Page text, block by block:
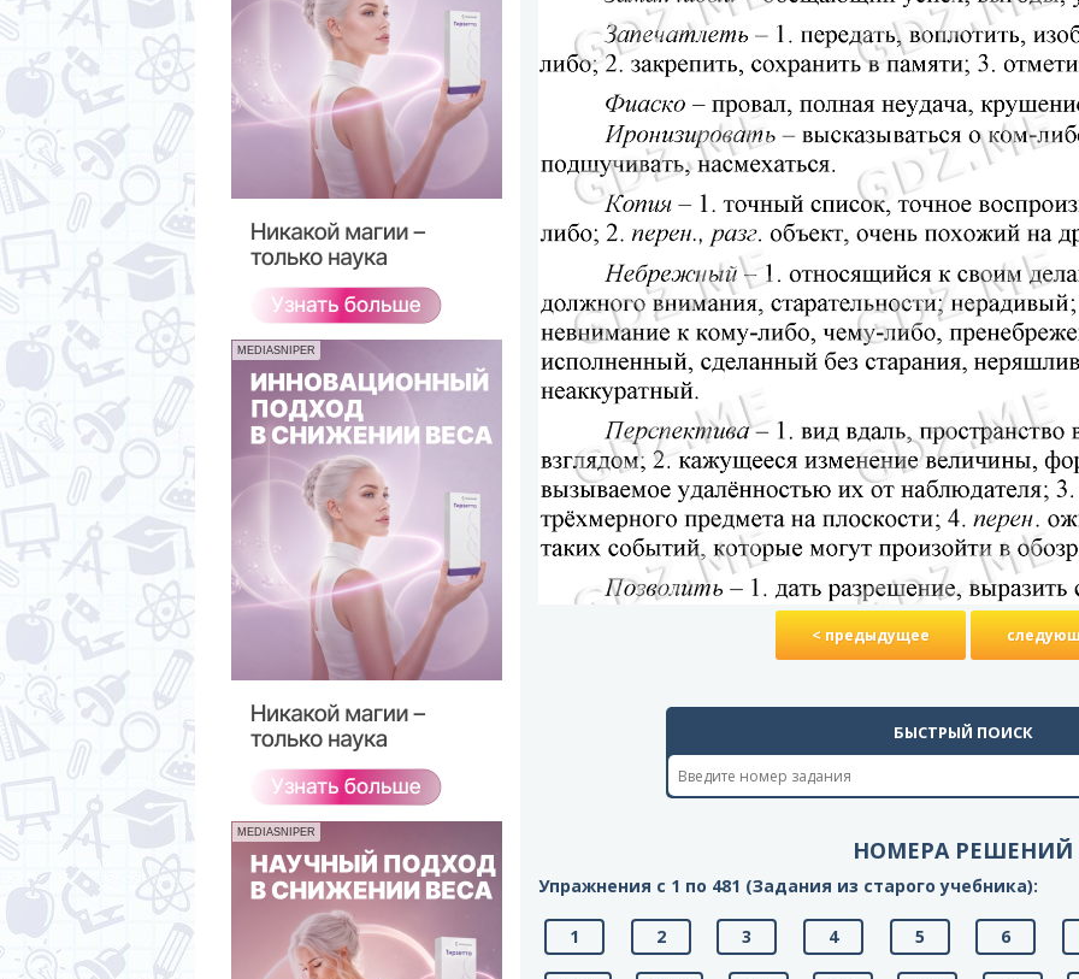
MEDIASNIPER
MEDIASNIPER
< предыдущее
БЫСТРЫЙ ПОИСК
НОМЕРА РЕШЕНИЙ
Упражнения с 1 по 481 (Задания из старого учебника):
1 2 3 4 5 6